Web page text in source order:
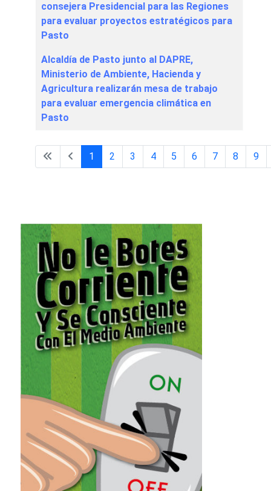
consejera Presidencial para las Regiones
para evaluar proyectos estratégicos para
Pasto
Alcaldía de Pasto junto al DAPRE,
Ministerio de Ambiente, Hacienda y
Agricultura realizarán mesa de trabajo
para evaluar emergencia climática en
Pasto
Página 1 de 60
1 2 3 4 5 6 7 8 9